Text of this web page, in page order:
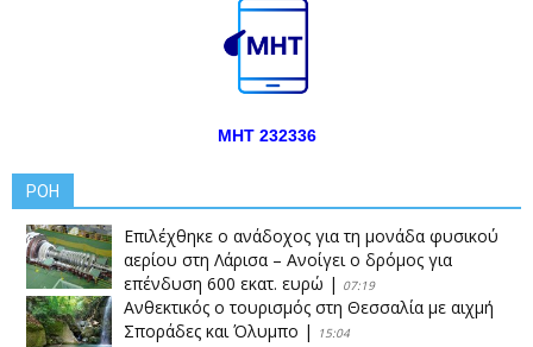
ΜΗΤ 232336
ΡΟΗ
Επιλέχθηκε ο ανάδοχος για τη μονάδα φυσικού
αερίου στη Λάρισα – Ανοίγει ο δρόμος για
επένδυση 600 εκατ. ευρώ | 07:19
Ανθεκτικός ο τουρισμός στη Θεσσαλία με αιχμή
Σποράδες και Όλυμπο | 15:04